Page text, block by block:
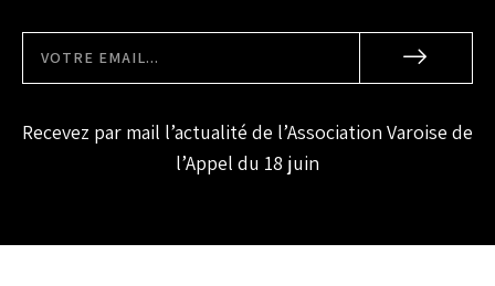
Recevez par mail l’actualité de l’Association Varoise de
l’Appel du 18 juin